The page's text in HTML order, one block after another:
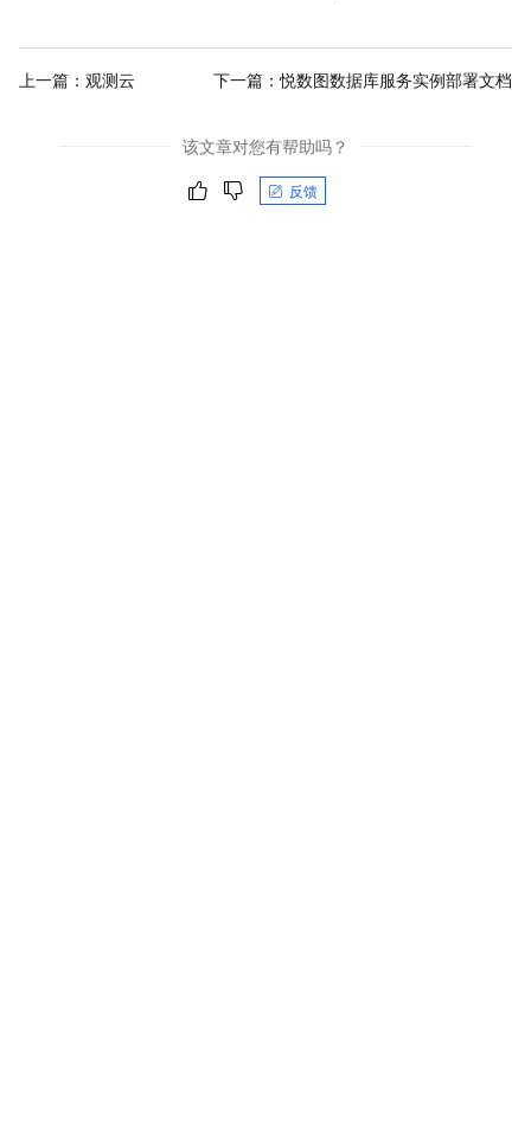
上一篇： 观测云 下一篇：悦数图数据库服务实例部署文档
该文章对您有帮助吗？
反馈